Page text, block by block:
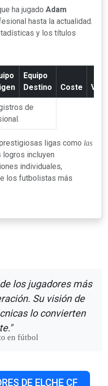
ha jugado Adam
hasta la actualidad.
y los títulos
Equipo
Destino
Coste
de
ligas como las
logros incluyen
individuales,
los futbolistas más
los jugadores más
Su visión de
lo convierten
en fútbol
DE ELCHE CF